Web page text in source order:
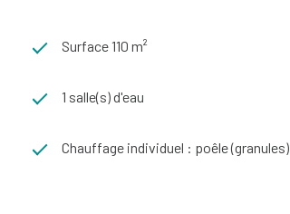
Surface 110 m²
1 salle(s) d'eau
Chauffage individuel : poêle (granules)